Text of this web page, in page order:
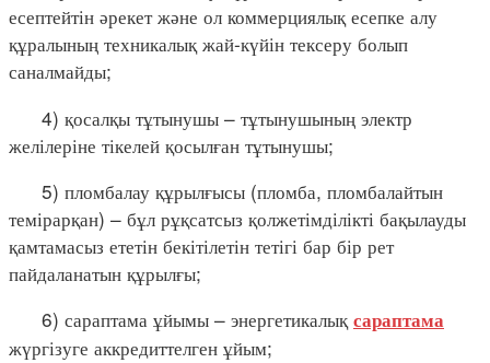
есептейтін әрекет және ол коммерциялық есепке алу
құралының техникалық жай-күйін тексеру болып
саналмайды;
4) қосалқы тұтынушы – тұтынушының электр
желілеріне тікелей қосылған тұтынушы;
5) пломбалау құрылғысы (пломба, пломбалайтын
темірарқан) – бұл рұқсатсыз қолжетімділікті бақылауды
қамтамасыз ететін бекітілетін тетігі бар бір рет
пайдаланатын құрылғы;
6) сараптама ұйымы – энергетикалықсараптама
жүргізуге аккредиттелген ұйым;